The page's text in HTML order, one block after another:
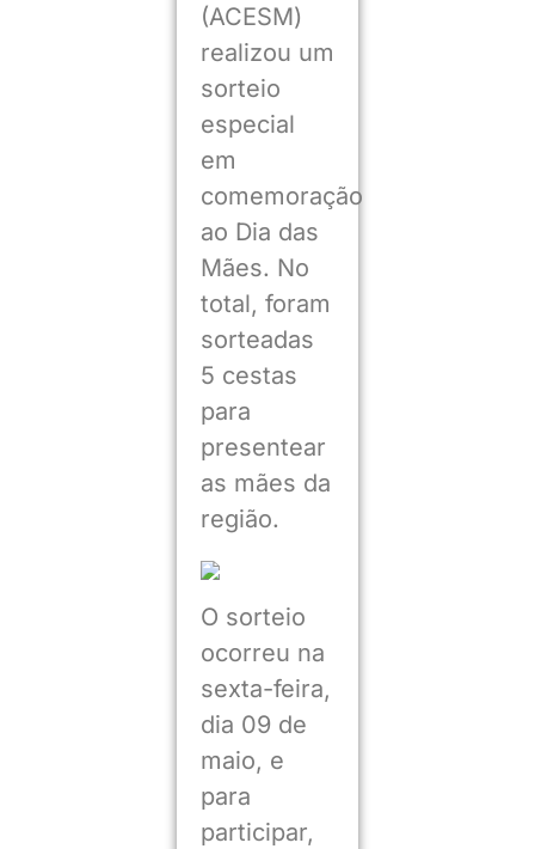
(ACESM)
realizou um
sorteio
especial
em
comemoração
ao Dia das
Mães. No
total, foram
sorteadas
5 cestas
para
presentear
as mães da
região.
O sorteio
ocorreu na
sexta-feira,
dia 09 de
maio, e
para
participar,